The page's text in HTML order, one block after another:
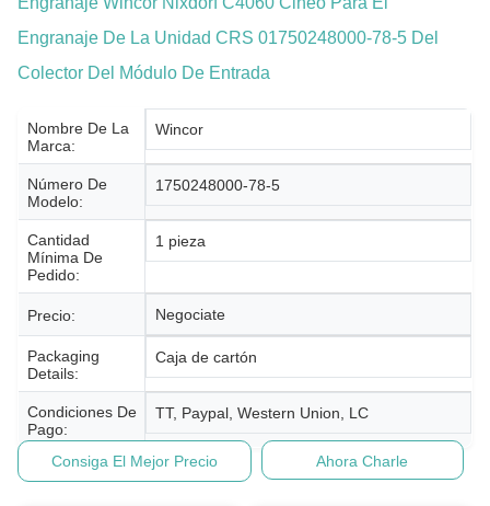
Engranaje De La Unidad CRS 01750248000-78-5 Del
Colector Del Módulo De Entrada
Nombre De La
Marca:
Wincor
Número De
Modelo:
1750248000-78-5
Cantidad
Mínima De
Pedido:
1 pieza
Precio: Negociate
Packaging
Details:
Caja de cartón
Condiciones De
Pago:
TT, Paypal, Western Union, LC
Consiga El Mejor Precio Ahora Charle